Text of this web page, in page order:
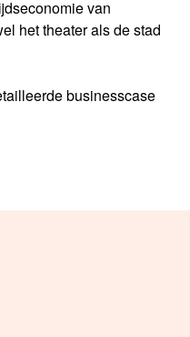
van
het theater als de stad
businesscase